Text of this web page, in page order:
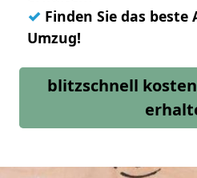
✓ Finden Sie das
Umzug!
blitzschnell